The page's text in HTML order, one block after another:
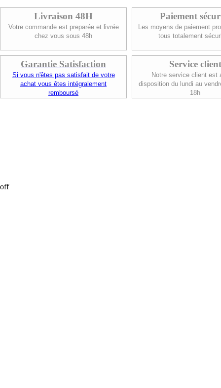
Livraison 48H
Votre commande est preparée et livrée
chez vous sous 48h
Paiement
Les moyens de paiement
tous totalement
Garantie Satisfaction
Si vous n'êtes pas satisfait de votre
achat vous êtes intégralement
remboursé
Service client
Notre service client est
disposition du lundi au
18h
off